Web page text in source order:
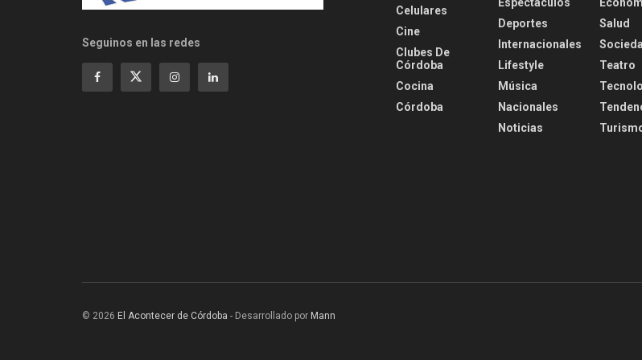
Seguinos en las redes
Celulares
Cine
Clubes De
Córdoba
Cocina
Córdoba
Deportes
Internacionales
Lifestyle
Música
Nacionales
Noticias
Salud
Teatro
© 2026 El Acontecer de Córdoba - Desarrollado por Mann